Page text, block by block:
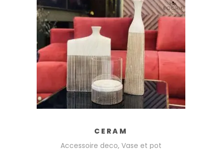
CERAM
Accessoire deco, Vase et pot